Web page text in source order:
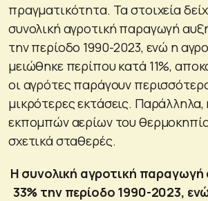
πραγματικότητα. Τα στοιχεία
συνολική αγροτική παραγωγή
την περίοδο 1990-2023, ενώ η
μειώθηκε περίπου κατά 11%,
οι αγρότες παράγουν
μικρότερες εκτάσεις.
εκπομπών αερίων του
σχετικά σταθερές.
Η συνολική αγροτική
33% την περίοδο 1990-2023,